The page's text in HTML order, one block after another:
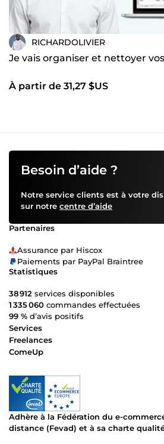
RICHARDOLIVIER
Je vais organiser et nettoyer
À partir de 31,27 $US
Besoin d’aide ?
Notre service clients est à votre
sur notre centre d’aide
Partenaires
Assurance par Hiscox
Paiements par PayPal Braintree
Statistiques
38 912 services disponibles
1 335 060 commandes effectuées
99 % d’avis positifs
Services
Freelances
ComeUp
Adhère à la Fédération du e-
distance (Fevad) et à sa charte